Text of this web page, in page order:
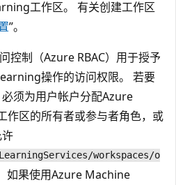
工作区。 有关创建工作区
”。
控制（Azure RBAC）用于授予
操作的访问权限。 若要
须为用户帐户分配Azure
区的所有者或参与者角色，或
workspaces/o
如果使用Azure Machine